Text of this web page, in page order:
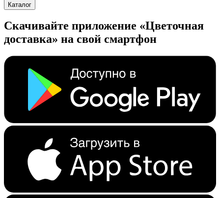
Каталог
Скачивайте приложение «Цветочная
доставка» на свой смартфон